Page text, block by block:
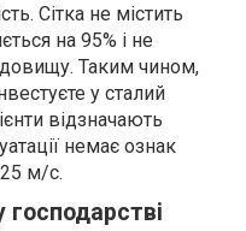
Сітка не містить
на 95% і не
Таким чином,
у сталий
відзначають
немає ознак
25 м/с.